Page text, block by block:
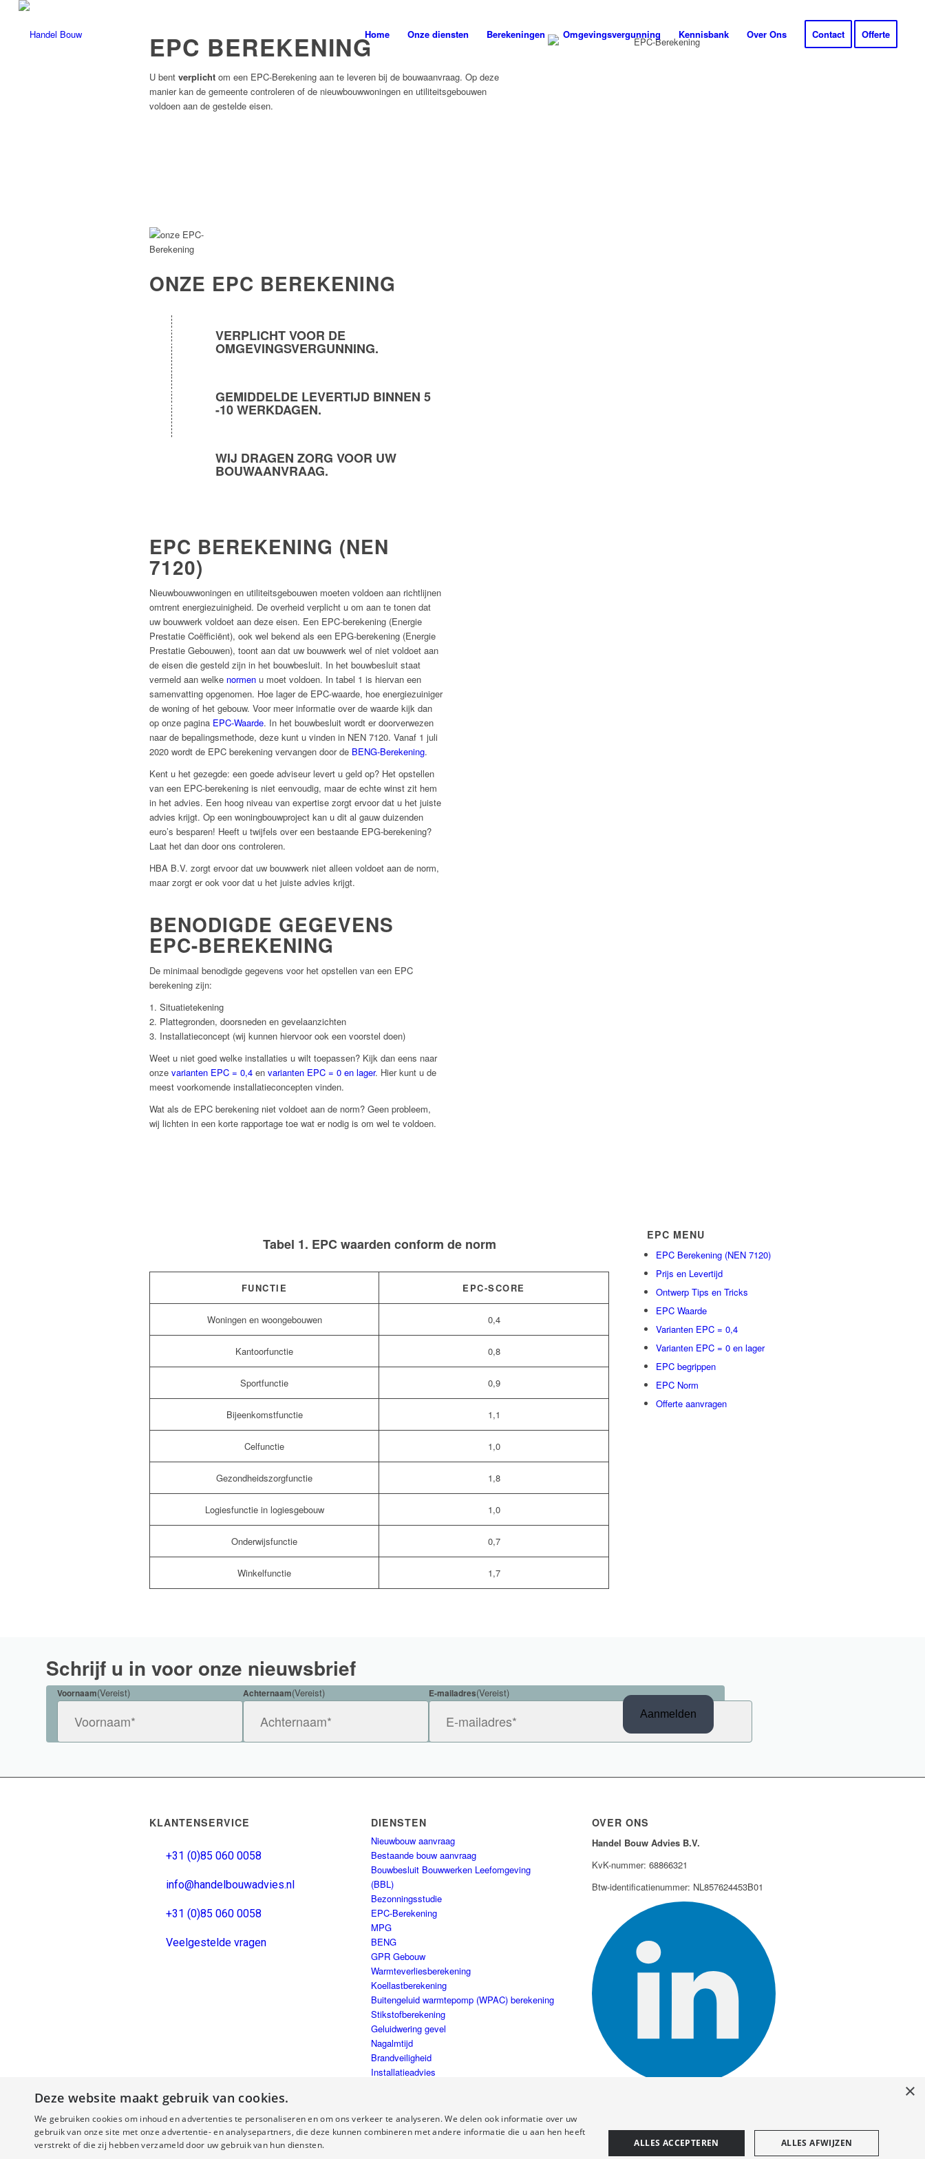
Home Onze diensten Berekeningen Omgevingsvergunning Kennisbank Over Ons Contact Offerte
EPC BEREKENING
U bent verplicht om een EPC-Berekening aan te leveren bij de bouwaanvraag. Op deze
manier kan de gemeente controleren of de nieuwbouwwoningen en utiliteitsgebouwen
voldoen aan de gestelde eisen.
ONZE EPC BEREKENING
VERPLICHTVOOR DE
OMGEVINGSVERGUNNING.
GEMIDDELDE LEVERTIJD BINNEN 5
-10 WERKDAGEN.
WIJ DRAGEN ZORG VOOR UW
BOUWAANVRAAG.
EPC BEREKENING (NEN
7120)
Nieuwbouwwoningen en utiliteitsgebouwen moeten voldoen aan richtlijnen
omtrent energiezuinigheid. De overheid verplicht u om aan te tonen dat
uw bouwwerk voldoet aan deze eisen. Een EPC-berekening (Energie
Prestatie Coëfficiënt), ook wel bekend als een EPG-berekening (Energie
Prestatie Gebouwen), toont aan dat uw bouwwerk wel of niet voldoet aan
de eisen die gesteld zijn in het bouwbesluit. In het bouwbesluit staat
vermeld aan welke normen u moet voldoen. In tabel 1 is hiervan een
samenvatting opgenomen. Hoe lager de EPC-waarde, hoe energiezuiniger
de woning of het gebouw. Voor meer informatie over de waarde kijk dan
op onze pagina EPC-Waarde. In het bouwbesluit wordt er doorverwezen
naar de bepalingsmethode, deze kunt u vinden in NEN 7120. Vanaf 1 juli
2020 wordt de EPC berekening vervangen door de BENG-Berekening.
Kent u het gezegde: een goede adviseur levert u geld op? Het opstellen
van een EPC-berekening is niet eenvoudig, maar de echte winst zit hem
in het advies. Een hoog niveau van expertise zorgt ervoor dat u het juiste
advies krijgt. Op een woningbouwproject kan u dit al gauw duizenden
euro’s besparen! Heeft u twijfels over een bestaande EPG-berekening?
Laat het dan door ons controleren.
HBA B.V. zorgt ervoor dat uw bouwwerk niet alleen voldoet aan de norm,
maar zorgt er ook voor dat u het juiste advies krijgt.
BENODIGDE GEGEVENS
EPC-BEREKENING
De minimaal benodigde gegevens voor het opstellen van een EPC
berekening zijn:
1. Situatietekening
2. Plattegronden, doorsneden en gevelaanzichten
3. Installatieconcept (wij kunnen hiervoor ook een voorstel doen)
Weet u niet goed welke installaties u wilt toepassen? Kijk dan eens naar
onze varianten EPC = 0,4 en varianten EPC = 0 en lager. Hier kunt u de
meest voorkomende installatieconcepten vinden.
Wat als de EPC berekening niet voldoet aan de norm? Geen probleem,
wij lichten in een korte rapportage toe wat er nodig is om wel te voldoen.
Tabel 1. EPC waarden conform de norm
FUNCTIE EPC-SCORE
Woningen en woongebouwen 0,4
Kantoorfunctie 0,8
Sportfunctie 0,9
Bijeenkomstfunctie 1,1
Celfunctie 1,0
Gezondheidszorgfunctie 1,8
Logiesfunctie in logiesgebouw 1,0
Onderwijsfunctie 0,7
Winkelfunctie 1,7
EPC MENU
EPC Berekening (NEN 7120)
Prijs en Levertijd
Ontwerp Tips en Tricks
EPC Waarde
Varianten EPC = 0,4
Varianten EPC = 0 en lager
EPC begrippen
EPC Norm
Offerte aanvragen
Schrijf u in voor onze nieuwsbrief
Voornaam(Vereist) Achternaam(Vereist) E-mailadres(Vereist)
KLANTENSERVICE
+31 (0)85 060 0058
info@handelbouwadvies.nl
+31 (0)85 060 0058
Veelgestelde vragen
DIENSTEN
Nieuwbouw aanvraag
Bestaande bouw aanvraag
Bouwbesluit Bouwwerken Leefomgeving
(BBL)
Bezonningsstudie
EPC-Berekening
MPG
BENG
GPR Gebouw
Warmteverliesberekening
Koellastberekening
Buitengeluid warmtepomp (WPAC) berekening
Stikstofberekening
Geluidwering gevel
Nagalmtijd
Brandveiligheid
Installatieadvies
OVER ONS
Handel Bouw Advies B.V.
KvK-nummer: 68866321
Btw-identificatienummer: NL857624453B01
© Copyright - Handelbouwadvies Design byElephant Design
×
Deze website maakt gebruik van cookies.
We gebruiken cookies om inhoud en advertenties te personaliseren en om ons verkeer te analyseren. We delen ook informatie over uw
gebruik van onze site met onze advertentie- en analysepartners, die deze kunnen combineren met andere informatie die u aan hen heeft
verstrekt of die zij hebben verzameld door uw gebruik van hun diensten.
ALLES ACCEPTEREN ALLES AFWIJZEN